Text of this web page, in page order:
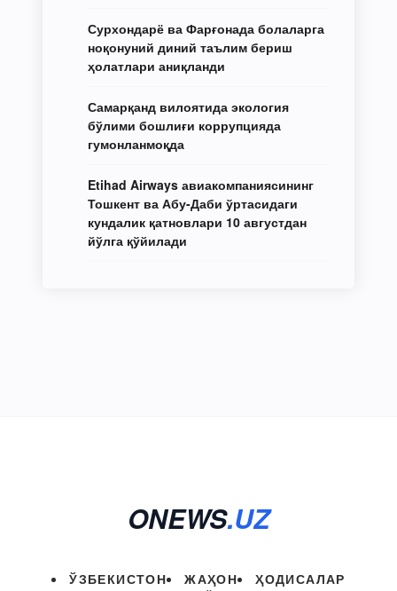
Сурхондарё ва Фарғонада болаларга
ноқонуний диний таълим бериш
ҳолатлари аниқланди
Самарқанд вилоятида экология
бўлими бошлиғи коррупцияда
гумонланмоқда
Etihad Airways авиакомпаниясининг
Тошкент ва Абу-Даби ўртасидаги
кундалик қатновлари 10 августдан
йўлга қўйилади
ONEWS.UZ
ЎЗБЕКИСТОН ЖАҲОН
ҲОДИСАЛАР